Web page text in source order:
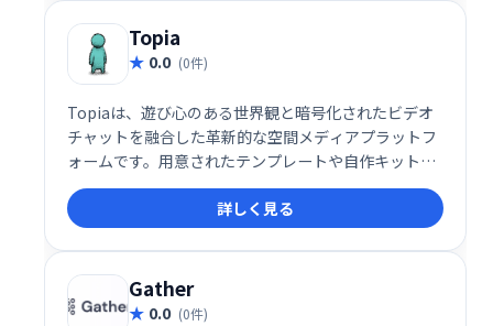
Topia
0.0 (0件)
Topiaは、遊び心のある世界観と暗号化されたビデオ
チャットを融合した革新的な空間メディアプラットフ
ォームです。用意されたテンプレートや自作キット
で、自分だけの空間を簡単に構築可能。ディナー、ポ
ッドキャスト、コンサート、会議など、500以上のバ
ーチャル空間が利用可能です。あなただけの世界を創
造し、新たなコミュニケーション体験を創造しましょ
う。
詳しく見る
Gather
0.0 (0件)